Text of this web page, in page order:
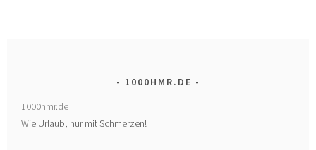
1000HMR.DE
1000hmr.de
Wie Urlaub, nur mit Schmerzen!